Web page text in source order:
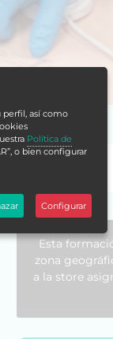
Esta
zona
a la store
perfil, así como
Política de
o bien configurar
Configurar